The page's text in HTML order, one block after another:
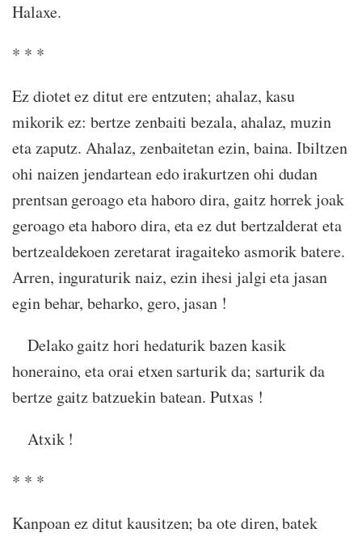
Halaxe.
* * *
Ez diotet ez ditut ere entzuten; ahalaz, kasu
mikorik ez: bertze zenbaiti bezala, ahalaz, muzin
eta zaputz. Ahalaz, zenbaitetan ezin, baina. Ibiltzen
ohi naizen jendartean edo irakurtzen ohi dudan
prentsan geroago eta haboro dira, gaitz horrek joak
geroago eta haboro dira, eta ez dut bertzalderat eta
bertzealdekoen zeretarat iragaiteko asmorik batere.
Arren, inguraturik naiz, ezin ihesi jalgi eta jasan
egin behar, beharko, gero, jasan !
Delako gaitz hori hedaturik bazen kasik
honeraino, eta orai etxen sarturik da; sarturik da
bertze gaitz batzuekin batean. Putxas !
Atxik !
* * *
Kanpoan ez ditut kausitzen; ba ote diren, batek